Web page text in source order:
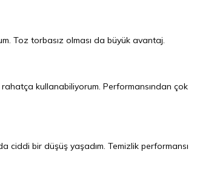
Toz torbasız olması da büyük avantaj.
rahatça kullanabiliyorum. Performansından çok
ciddi bir düşüş yaşadım. Temizlik performansı